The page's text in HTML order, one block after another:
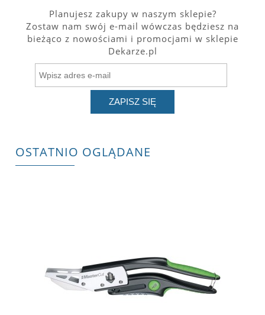
Planujesz zakupy w naszym sklepie?
Zostaw nam swój e-mail wówczas będziesz na
bieżąco z nowościami i promocjami w sklepie
Dekarze.pl
ZAPISZ SIĘ
OSTATNIO OGLĄDANE